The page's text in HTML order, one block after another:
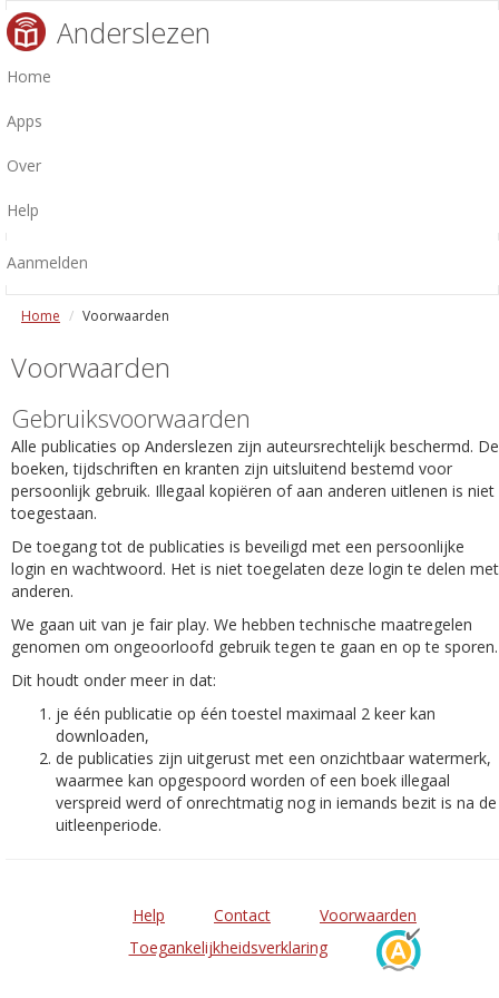
Anderslezen
Home
Apps
Over
Help
Aanmelden
Home Voorwaarden
Voorwaarden
Gebruiksvoorwaarden
Alle publicaties op Anderslezen zijn auteursrechtelijk beschermd. De
boeken, tijdschriften en kranten zijn uitsluitend bestemd voor
persoonlijk gebruik. Illegaal kopiëren of aan anderen uitlenen is niet
toegestaan.
De toegang tot de publicaties is beveiligd met een persoonlijke
login en wachtwoord. Het is niet toegelaten deze login te delen met
anderen.
We gaan uit van je fair play. We hebben technische maatregelen
genomen om ongeoorloofd gebruik tegen te gaan en op te sporen.
Dit houdt onder meer in dat:
je één publicatie op één toestel maximaal 2 keer kan
downloaden,
de publicaties zijn uitgerust met een onzichtbaar watermerk,
waarmee kan opgespoord worden of een boek illegaal
verspreid werd of onrechtmatig nog in iemands bezit is na de
uitleenperiode.
Help Contact
Voorwaarden
Toegankelijkheidsverklaring